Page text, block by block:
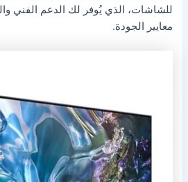
للشاشات، الذي يُوفر لك الدعم الفني
معايير الجودة.